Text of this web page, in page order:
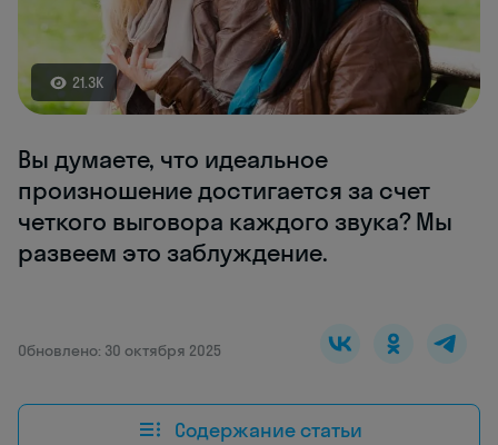
21.3K
Вы думаете, что идеальное
произношение достигается за счет
четкого выговора каждого звука? Мы
развеем это заблуждение.
Обновлено: 30 октября 2025
Содержание статьи